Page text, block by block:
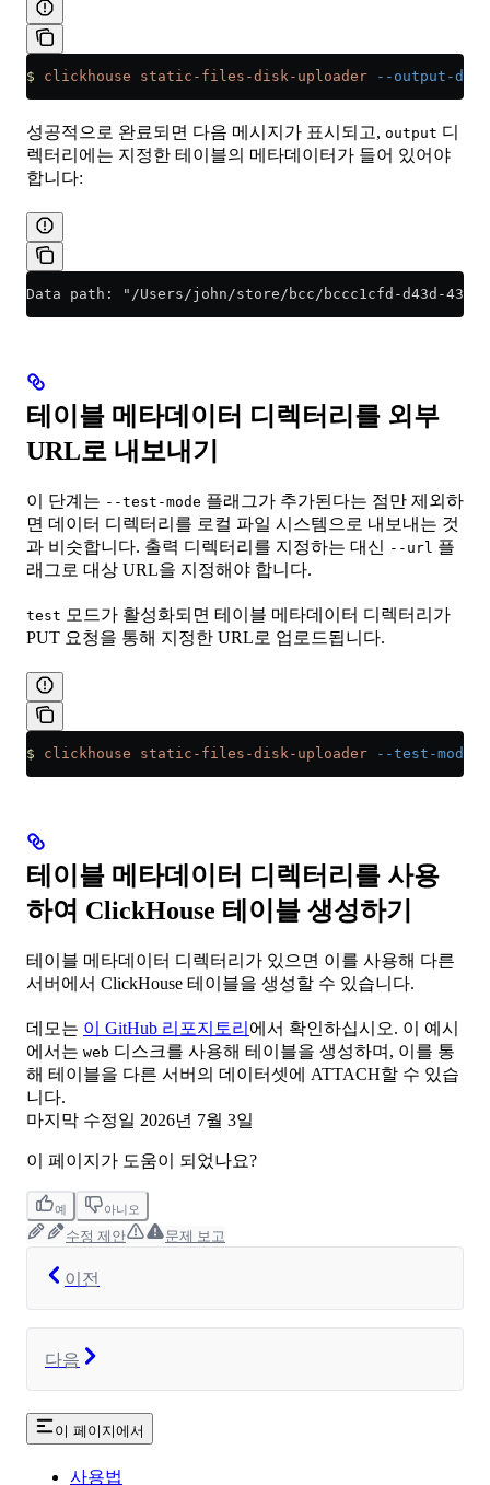
$ clickhouse static-files-disk-uploader --output-dir
성공적으로 완료되면 다음 메시지가 표시되고, output 디
렉터리에는 지정한 테이블의 메타데이터가 들어 있어야
합니다:
Data path: "/Users/john/store/bcc/bccc1cfd-d43d-
테이블 메타데이터 디렉터리를 외부
URL로 내보내기
이 단계는 --test-mode 플래그가 추가된다는 점만 제외하
면 데이터 디렉터리를 로컬 파일 시스템으로 내보내는 것
과 비슷합니다. 출력 디렉터리를 지정하는 대신 --url 플
래그로 대상 URL을 지정해야 합니다.
test 모드가 활성화되면 테이블 메타데이터 디렉터리가
PUT 요청을 통해 지정한 URL로 업로드됩니다.
$ clickhouse static-files-disk-uploader --test-mode
테이블 메타데이터 디렉터리를 사용
하여 ClickHouse 테이블 생성하기
테이블 메타데이터 디렉터리가 있으면 이를 사용해 다른
서버에서 ClickHouse 테이블을 생성할 수 있습니다.
데모는 이 GitHub 리포지토리 에서 확인하십시오. 이 예시
에서는 web 디스크를 사용해 테이블을 생성하며, 이를 통
해 테이블을 다른 서버의 데이터셋에 ATTACH할 수 있습
니다.
마지막 수정일 2026년 7월 3일
이 페이지가 도움이 되었나요?
예 아니오
수정 제안 문제 보고
이전
다음
이 페이지에서
사용법